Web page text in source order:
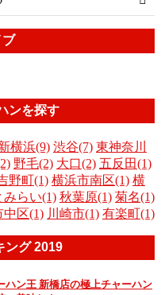
ブ
ンを探す
横浜(9) 渋谷(7) 東神奈川
野毛(2) 大口(2) 五反田(1)
野町(1) 横浜市南区(1) 横
みらい(1) 秋葉原(1) 菊名(1)
中区(1) 川崎市(1) 有楽町(1)
ング 2019
ハン王 新橋店の極上チャーハン